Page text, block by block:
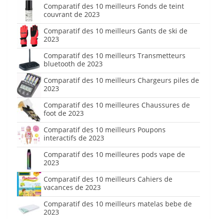
Comparatif des 10 meilleurs Fonds de teint
couvrant de 2023
Comparatif des 10 meilleurs Gants de ski de
2023
Comparatif des 10 meilleurs Transmetteurs
bluetooth de 2023
Comparatif des 10 meilleurs Chargeurs piles de
2023
Comparatif des 10 meilleures Chaussures de
foot de 2023
Comparatif des 10 meilleurs Poupons
interactifs de 2023
Comparatif des 10 meilleures pods vape de
2023
Comparatif des 10 meilleurs Cahiers de
vacances de 2023
Comparatif des 10 meilleurs matelas bebe de
2023